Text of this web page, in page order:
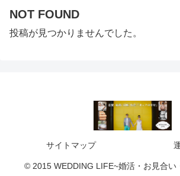
NOT FOUND
投稿が見つかりませんでした。
サイトマップ
© 2015 WEDDING LIFE~婚活・お見合い